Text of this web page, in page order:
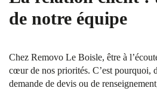
de notre équipe
Chez Removo Le Boisle, être à
cœur de nos priorités. C’est pourquoi,
demande de devis ou de